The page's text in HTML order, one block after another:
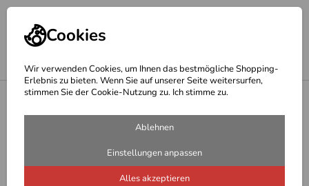
Cookies
Wir verwenden Cookies, um Ihnen das bestmögliche Shopping-
Erlebnis zu bieten. Wenn Sie auf unserer Seite weitersurfen,
stimmen Sie der Cookie-Nutzung zu. Ich stimme zu.
Ablehnen
Einstellungen anpassen
Alles akzeptieren
Reiseaccessoires